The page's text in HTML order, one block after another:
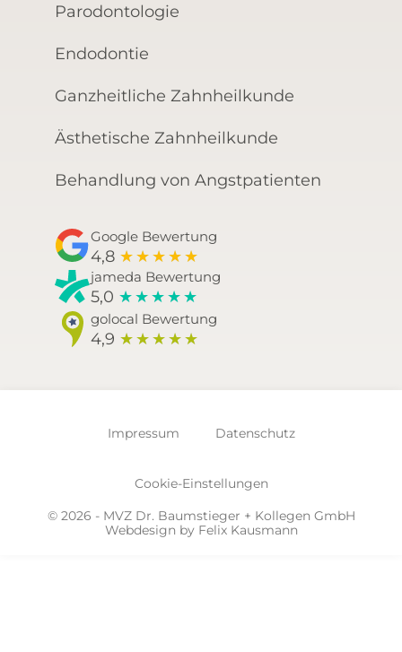
Parodontologie
Endodontie
Ganzheitliche Zahnheilkunde
Ästhetische Zahnheilkunde
Behandlung von Angstpatienten
Google Bewertung
4,8 ★ ★ ★ ★ ★
jameda Bewertung
5,0 ★ ★ ★ ★ ★
golocal Bewertung
4,9 ★ ★ ★ ★ ★
© 2026 - MVZ Dr. Baumstieger + Kollegen GmbH
Webdesign by Felix Kausmann
Impressum Datenschutz
Cookie-Einstellungen